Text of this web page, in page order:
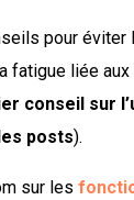
pour éviter
fatigue liée
conseil sur
posts).
sur les